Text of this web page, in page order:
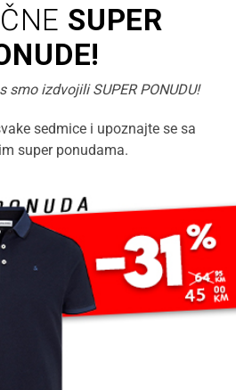
SUPER
smo izdvojili SUPER PONUDU!
sedmice i upoznajte se sa
super ponudama.